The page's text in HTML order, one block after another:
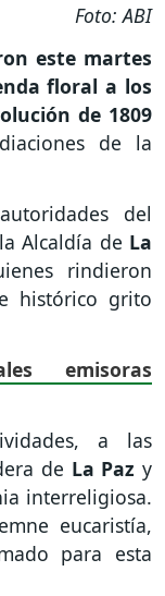
Foto: ABI
este martes
floral a los
de 1809
de la
del
Alcaldía de La
rindieron
histórico grito
emisoras
a las
de La Pazy
interreligiosa.
eucaristía,
para esta